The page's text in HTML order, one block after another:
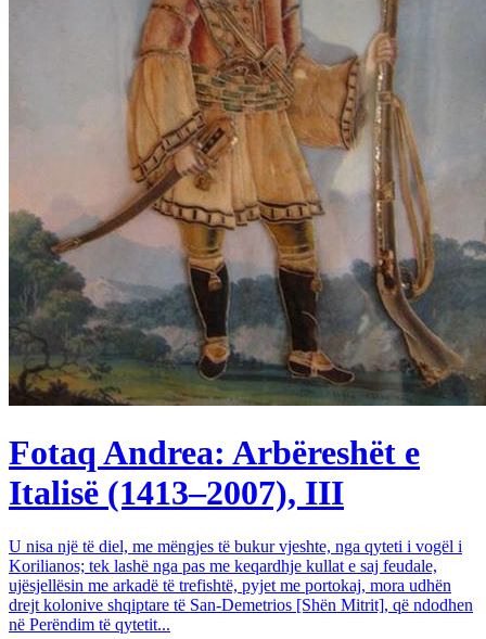
Fotaq Andrea: Arbëreshët e
Italisë (1413–2007), III
U nisa një të diel, me mëngjes të bukur vjeshte, nga qyteti i vogël i
Korilianos; tek lashë nga pas me keqardhje kullat e saj feudale,
ujësjellësin me arkadë të trefishtë, pyjet me portokaj, mora udhën
drejt kolonive shqiptare të San-Demetrios [Shën Mitrit], që ndodhen
në Perëndim të qytetit...